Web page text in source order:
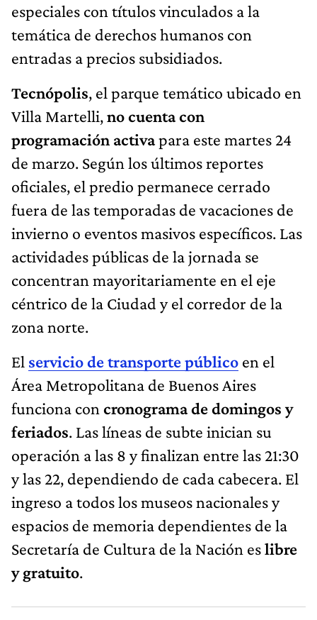
especiales con títulos vinculados a la
temática de derechos humanos con
entradas a precios subsidiados.
Tecnópolis, el parque temático ubicado en
Villa Martelli,no cuenta con
programación activapara este martes 24
de marzo. Según los últimos reportes
oficiales, el predio permanece cerrado
fuera de las temporadas de vacaciones de
invierno o eventos masivos específicos. Las
actividades públicas de la jornada se
concentran mayoritariamente en el eje
céntrico de la Ciudad y el corredor de la
zona norte.
El servicio de transporte público en el
Área Metropolitana de Buenos Aires
funciona con cronograma de domingos y
feriados. Las líneas de subte inician su
operación a las 8 y finalizan entre las 21:30
y las 22, dependiendo de cada cabecera. El
ingreso a todos los museos nacionales y
espacios de memoria dependientes de la
Secretaría de Cultura de la Nación eslibre
y gratuito.